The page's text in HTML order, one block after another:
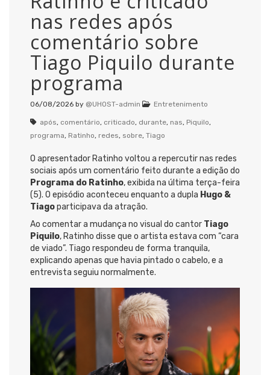
nas redes após
comentário sobre
Tiago Piquilo durante
programa
06/08/2026 by @UHOST-admin Entretenimento
após, comentário, criticado, durante, nas, Piquilo,
programa, Ratinho, redes, sobre, Tiago
O apresentador Ratinho voltou a repercutir nas redes
sociais após um comentário feito durante a edição do
Programa do Ratinho, exibida na última terça-feira
(5). O episódio aconteceu enquanto a dupla Hugo &
Tiagoparticipava da atração.
Ao comentar a mudança no visual do cantor Tiago
Piquilo, Ratinho disse que o artista estava com “cara
de viado”. Tiago respondeu de forma tranquila,
explicando apenas que havia pintado o cabelo, e a
entrevista seguiu normalmente.